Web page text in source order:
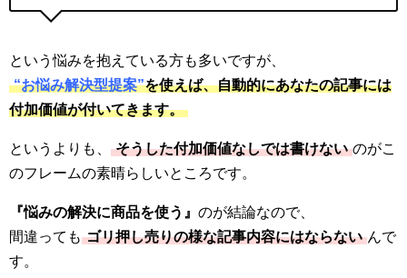
という悩みを抱えている方も多いですが、
“お悩み解決型提案”を使えば、自動的にあなたの記事には
付加価値が付いてきます。
というよりも、 そうした付加価値なしでは書けない のがこ
のフレームの素晴らしいところです。
『悩みの解決に商品を使う』 のが結論なので、
間違っても ゴリ押し売りの様な記事内容にはならない んで
す。